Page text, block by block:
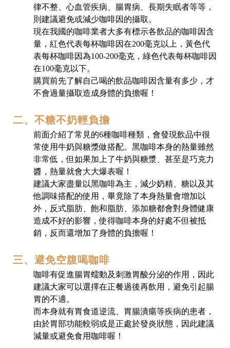
律不整、心血管疾病、腸胃病、長期失眠者等等，
則建議避免或減少咖啡因的攝取。
現在我國的咖啡業者大多有標示各飲品的咖啡因含
量，紅色代表每杯咖啡因在200毫克以上，黃色代
表每杯咖啡因為100-200毫克，綠色代表每杯咖啡因
在100毫克以下。
購買前先了解自己喝的飲品咖啡因含量有多少，才
不會過量攝取造成身體的負擔喔！
二、不糖不奶輕負擔
前面介紹了常見的6種咖啡種類，會發現飲品中很
常使用牛奶與糖漿做搭配。黑咖啡本身的熱量雖然
非常低，但如果加上了牛奶與糖漿、甚至是巧克力
醬，熱量就會大大爆表喔！
建議大家盡量以黑咖啡為主，減少奶精、糖以及其
他調味搭配的使用，畢竟除了本身熱量會增加以
外，反式脂肪、飽和脂肪、添加糖都會對身體健康
造成不好的影響，使得咖啡本身的好處不但被抵
銷，反而還增加了身體的負擔喔！
三、避免空腹喝咖啡
咖啡有促進腸胃蠕動及刺激胃酸分泌的作用，因此
建議大家可以選擇在正餐過後再飲用，避免引起腸
胃的不適。
而本身就有胃食道逆流、胃腸潰瘍等疾病的患者，
由於胃部功能較弱或是正處於發炎狀態，因此建議
減量或避免食用咖啡喔！